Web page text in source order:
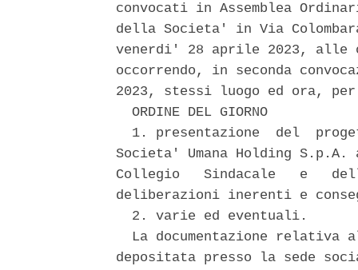
convocati in Assemblea
della Societa' in Via
venerdi' 28 aprile 2023, alle
occorrendo, in seconda
2023, stessi luogo ed ora,
  ORDINE DEL GIORNO
1. presentazione  del
Societa' Umana Holding
Collegio   Sindacale   e
deliberazioni inerenti e
  2. varie ed eventuali.
La documentazione relativa
depositata presso la sede